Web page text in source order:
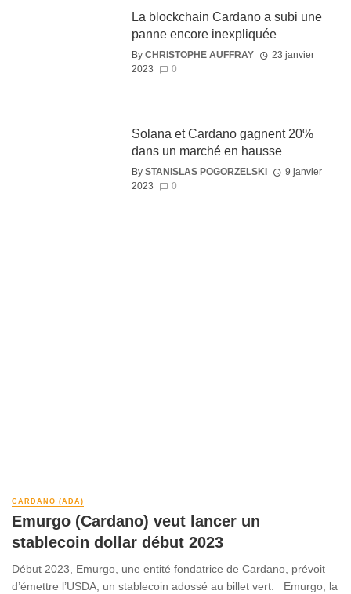
La blockchain Cardano a subi une
panne encore inexpliquée
By CHRISTOPHE AUFFRAY
23 janvier
2023
0
Solana et Cardano gagnent 20%
dans un marché en hausse
By STANISLAS POGORZELSKI
9 janvier
2023
0
CARDANO (ADA)
Emurgo (Cardano) veut lancer un
stablecoin dollar début 2023
Début 2023, Emurgo, une entité fondatrice de Cardano, prévoit
d’émettre l’USDA, un stablecoin adossé au billet vert. Emurgo, la